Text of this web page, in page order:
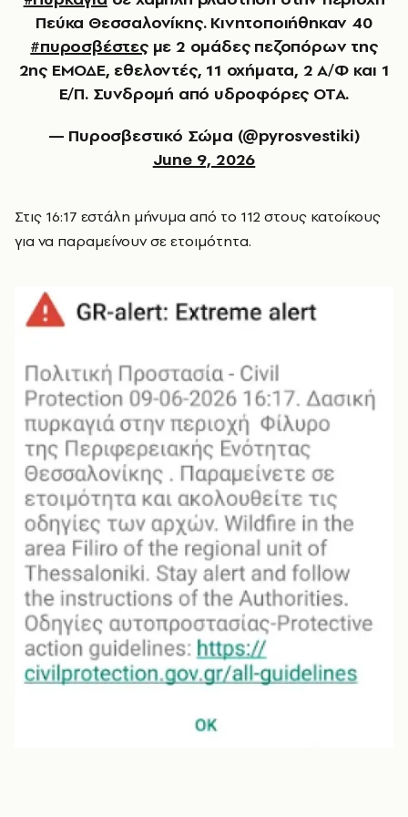
Πεύκα Θεσσαλονίκης. Κινητοποιήθηκαν 40
#πυροσβέστεςμε 2 ομάδες πεζοπόρων της
2ης ΕΜΟΔΕ, εθελοντές, 11 οχήματα, 2 Α/Φ και 1
Ε/Π. Συνδρομή από υδροφόρες ΟΤΑ.
— Πυροσβεστικό Σώμα (@pyrosvestiki)
June 9, 2026
Στις 16:17 εστάλη μήνυμα από το 112 στους κατοίκους
για να παραμείνουν σε ετοιμότητα.